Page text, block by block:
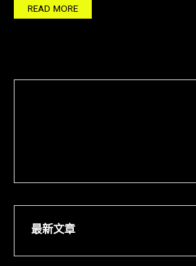
READ MORE
最新文章